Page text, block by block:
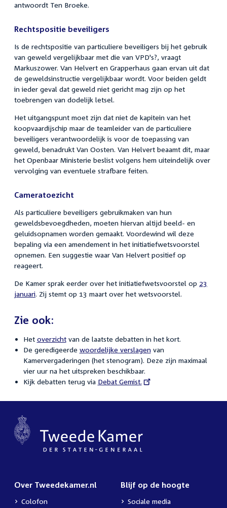
antwoordt Ten Broeke.
Rechtspositie beveiligers
Is de rechtspositie van particuliere beveiligers bij het gebruik
van geweld vergelijkbaar met die van VPD's?, vraagt
Markuszower. Van Helvert en Grapperhaus gaan ervan uit dat
de geweldsinstructie vergelijkbaar wordt. Voor beiden geldt
in ieder geval dat geweld niet gericht mag zijn op het
toebrengen van dodelijk letsel.
Het uitgangspunt moet zijn dat niet de kapitein van het
koopvaardijschip maar de teamleider van de particuliere
beveiligers verantwoordelijk is voor de toepassing van
geweld, benadrukt Van Oosten. Van Helvert beaamt dit, maar
het Openbaar Ministerie beslist volgens hem uiteindelijk over
vervolging van eventuele strafbare feiten.
Cameratoezicht
Als particuliere beveiligers gebruikmaken van hun
geweldsbevoegdheden, moeten hiervan altijd beeld- en
geluidsopnamen worden gemaakt. Voordewind wil deze
bepaling via een amendement in het initiatiefwetsvoorstel
opnemen. Een suggestie waar Van Helvert positief op
reageert.
De Kamer sprak eerder over het initiatiefwetsvoorstel op 23
januari. Zij stemt op 13 maart over het wetsvoorstel.
Zie ook:
Het overzichtvan de laatste debatten in het kort.
De geredigeerde woordelijke verslagenvan
Kamervergaderingen (het stenogram). Deze zijn maximaal
vier uur na het uitspreken beschikbaar.
Kijk debatten terug via External
Debat Gemist.
Over Tweedekamer.nl
Colofon
Blijf op de hoogte
Sociale media